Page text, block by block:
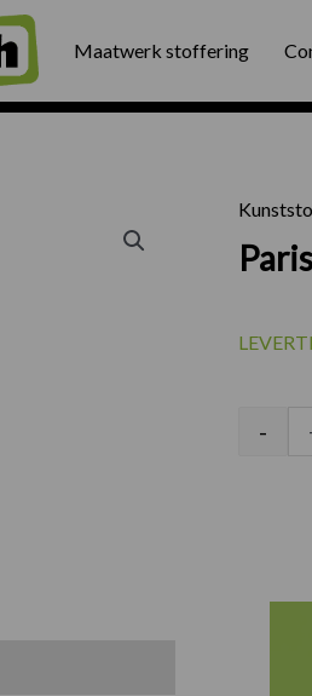
Maatwerk stoffering
Binnen twee werkdagen geleverd
-